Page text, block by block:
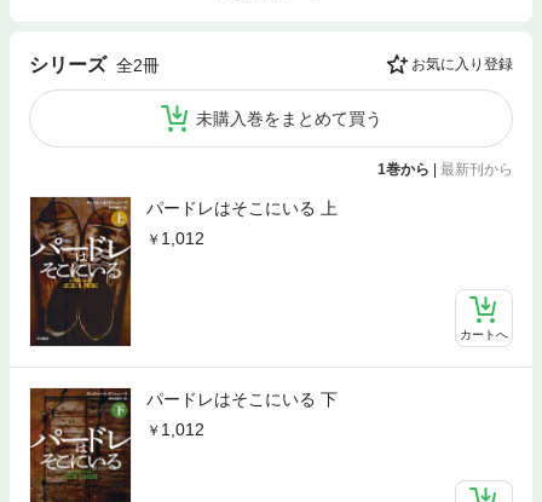
シリーズ 全2冊 お気に入り登録
未購入巻をまとめて買う
1巻から | 最新刊から
パードレはそこにいる 上
1,012
カートへ
パードレはそこにいる 下
1,012